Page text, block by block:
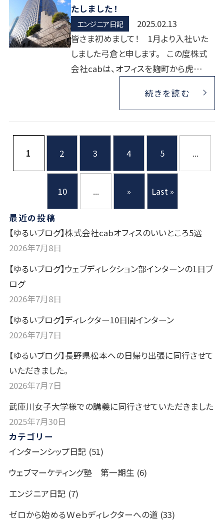
たしました！
エンジニア日記
2025.02.13
皆さま初めまして！ 1月より入社いた
しました弓倉と申します。 この度株式
会社cabは、オフィスを麹町から虎…
続きを読む
1 2 3 4 5 ...
10 ... » Last »
最近の投稿
【ゆるいブログ】株式会社cabオフィスのいいところ5選
2026年7月8日
【ゆるいブログ】ウェブディレクション部インターンの1日ブ
ログ
2026年7月8日
【ゆるいブログ】ディレクター10日間インターン
2026年7月7日
【ゆるいブログ】長野県松本への日帰り出張に同行させて
いただきました。
2026年7月7日
武庫川女子大学様での講義に同行させていただきました
2025年7月30日
カテゴリー
インターンシップ日記 (51)
ウェブマーケティング塾 第一期生 (6)
エンジニア日記 (7)
ゼロから始めるＷｅｂディレクターへの道 (33)